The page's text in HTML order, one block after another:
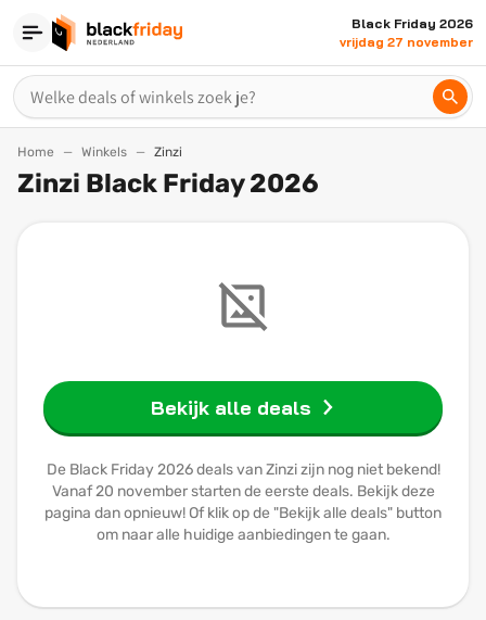
Black Friday 2026
vrijdag 27 november
Home Winkels Zinzi
Zinzi Black Friday 2026
Bekijk alle deals
De Black Friday 2026 deals van Zinzi zijn nog niet bekend!
Vanaf 20 november starten de eerste deals. Bekijk deze
pagina dan opnieuw! Of klik op de "Bekijk alle deals" button
om naar alle huidige aanbiedingen te gaan.